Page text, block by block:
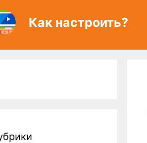
Как настроить?